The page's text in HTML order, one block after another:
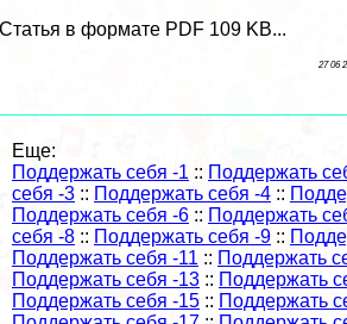
Статья в формате PDF 109 KB...
27 06
Еще:
Поддержать себя -1 :: Поддержать
себя -3 :: Поддержать себя -4 ::
Поддержать себя -6 :: Поддержать
себя -8 :: Поддержать себя -9 ::
Поддержать себя -11 :: Поддержать
Поддержать себя -13 :: Поддержать
Поддержать себя -15 :: Поддержать